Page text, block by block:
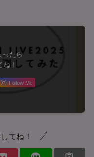
ったら
！
Follow Me
てね！